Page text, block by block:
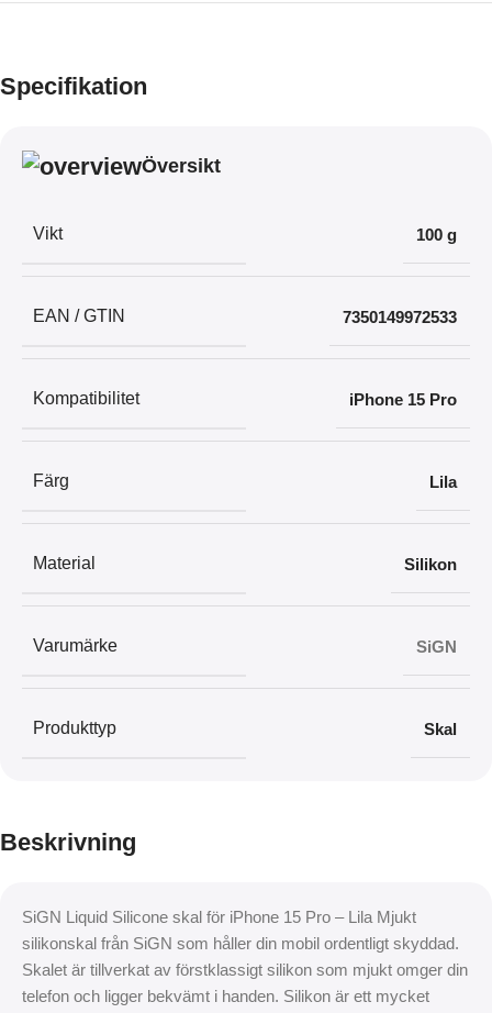
Specifikation
Översikt
Vikt 100 g
EAN / GTIN 7350149972533
Kompatibilitet iPhone 15 Pro
Färg Lila
Material Silikon
Varumärke SiGN
Produkttyp Skal
Beskrivning
SiGN Liquid Silicone skal för iPhone 15 Pro – Lila Mjukt
silikonskal från SiGN som håller din mobil ordentligt skyddad.
Skalet är tillverkat av förstklassigt silikon som mjukt omger din
telefon och ligger bekvämt i handen. Silikon är ett mycket